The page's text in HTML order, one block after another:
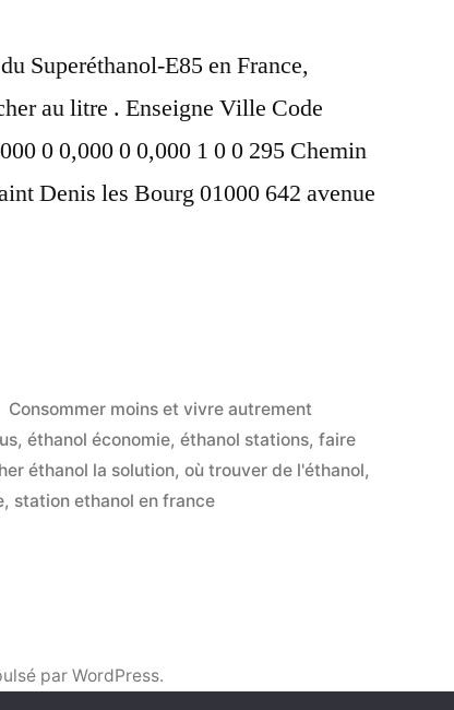
Superéthanol-E85 en France,
au litre . Enseigne Ville Code
0 0,000 0 0,000 1 0 0 295 Chemin
Denis les Bourg 01000 642 avenue
Publié
dans
Consommer moins et vivre autrement
,éthanol économie,éthanol stations,faire
éthanol la solution,où trouver de l'éthanol,
, station ethanol en france
par WordPress.